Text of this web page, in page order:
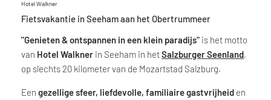
Hotel Walkner
Fietsvakantie in Seeham aan het Obertrummeer
"Genieten & ontspannen in een klein paradijs" is het motto
van Hotel Walkner in Seeham in hetSalzburger Seenland,
op slechts 20 kilometer van de Mozartstad Salzburg.
Een gezellige sfeer, liefdevolle, familiaire gastvrijheid en